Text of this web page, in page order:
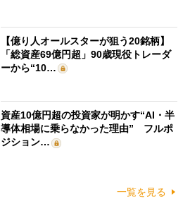
【億り人オールスターが狙う20銘柄】
「総資産69億円超」90歳現役トレーダ
ーから“10…
資産10億円超の投資家が明かす“AI・半
導体相場に乗らなかった理由” フルポ
ジション…
一覧を見る